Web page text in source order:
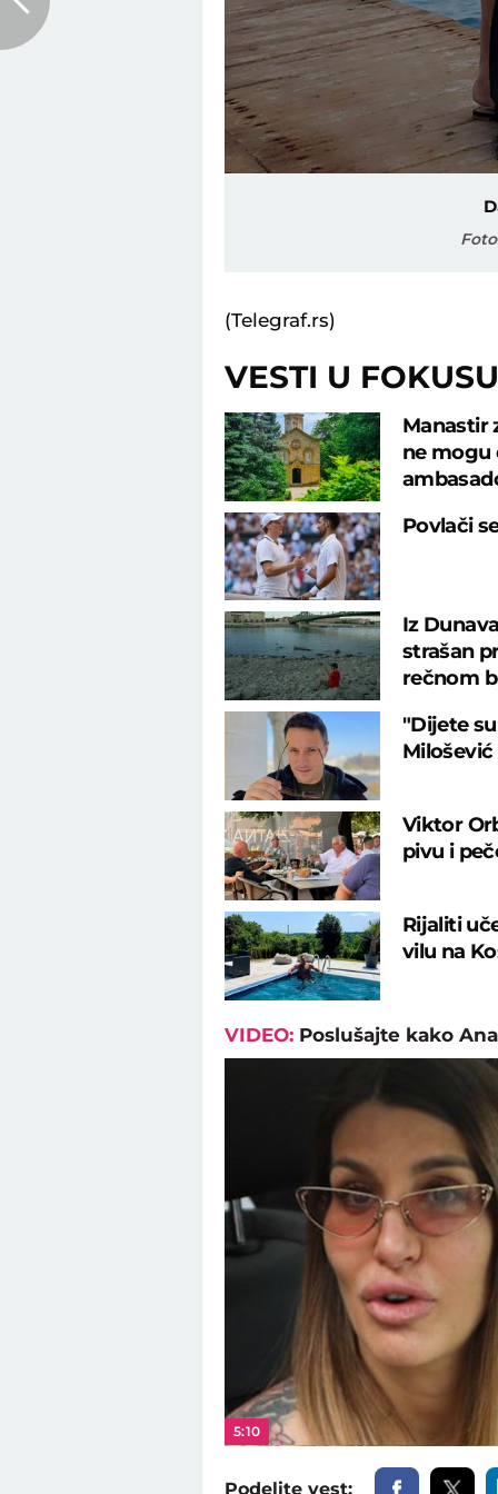
(Telegraf.rs)
VESTI U FOKUSU
Manastir
ne mogu
Povlači
Iz
strašan
rečnom
"Dijete
Viktor
pivu i
Rijaliti
vilu na
VIDEO: Poslušajte kako
5:10
Podelite vest: